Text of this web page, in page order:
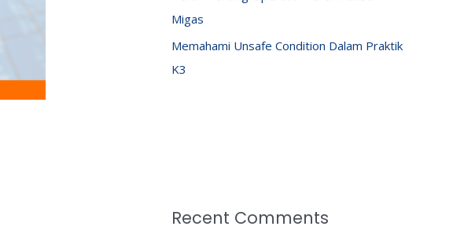
Migas
Memahami Unsafe Condition Dalam Praktik
K3
Recent Comments